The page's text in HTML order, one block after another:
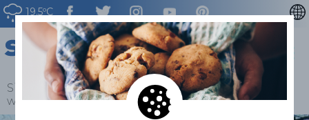
19.5ºC
CATALÀ
ENGLISH
ESPAÑOL
Sitges > Blog > Der Naturpark Parc del Garraf: ein
wahres Naturschauspiel